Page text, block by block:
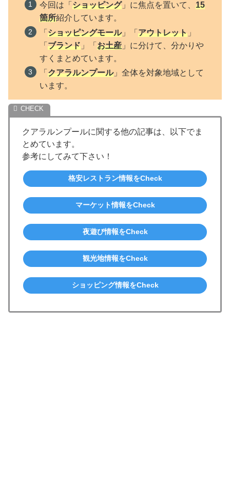
今回は「ショッピング」に焦点を置いて、15
箇所紹介しています。
「ショッピングモール」「アウトレット 」
「ブランド 」「お土産 」に分けて、分かりや
すくまとめています。
「クアラルンプール」全体を対象地域として
います。
クアラルンプールに関する他の記事は、以下でま
とめています。
参考にしてみて下さい！
格安レストラン情報をCheck
マーケット情報をCheck
夜遊び情報をCheck
観光地情報をCheck
ショッピング情報をCheck